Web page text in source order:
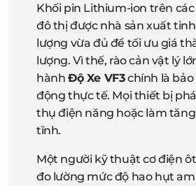
Khối pin Lithium-ion trên
đô thị được nhà sản xuất
lượng vừa đủ để tối ưu giá
lượng. Vì thế, rào cản vật lý
hành Độ Xe VF3chính là
động thực tế. Mọi thiết bị
thụ điện năng hoặc làm
tĩnh.
Một người kỹ thuật cơ điện
đo lường mức độ hao hụt